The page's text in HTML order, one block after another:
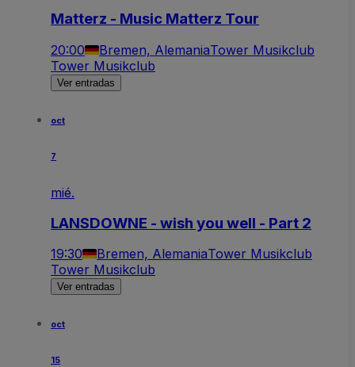
Matterz - Music Matterz Tour
20:00 Bremen, AlemaniaTower Musikclub
Tower Musikclub
Ver entradas
oct
7
mié.
LANSDOWNE - wish you well - Part 2
19:30 Bremen, AlemaniaTower Musikclub
Tower Musikclub
Ver entradas
oct
15